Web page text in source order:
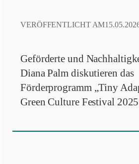
VERÖFFENTLICHT AM
Geförderte und
Diana Palm diskutieren das
Förderprogramm „Tiny
Green Culture Festival